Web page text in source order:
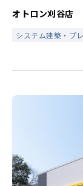
オトロン刈谷店
システム建築・プ